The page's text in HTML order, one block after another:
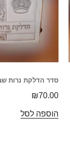
סדר הדלקת נרות
₪70.00
הוספה לסל